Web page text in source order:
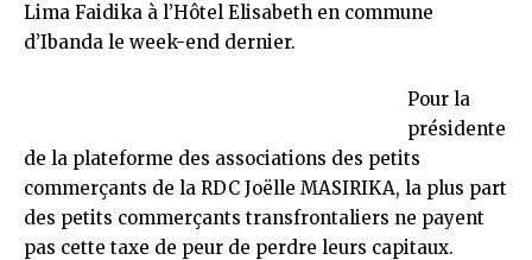
Lima Faidika à l’Hôtel Elisabeth en commune
d’Ibanda le week-end dernier.
Pour la
présidente
de la plateforme des associations des petits
commerçants de la RDC Joëlle MASIRIKA, la plus part
des petits commerçants transfrontaliers ne payent
pas cette taxe de peur de perdre leurs capitaux.